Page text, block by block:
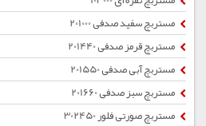
مستربچ سفید صدفی 201000
مستربچ قرمز صدفی 201440
مستربچ آبی صدفی 201550
مستربچ سبز صدفی 201660
مستربچ صورتی فلور 302450